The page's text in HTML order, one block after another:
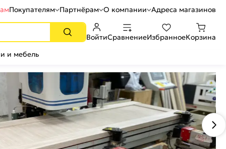
Покупателям Партнёрам О компании Адреса магазинов
ВойтиСравнениеИзбранноеКорзина
и мебель